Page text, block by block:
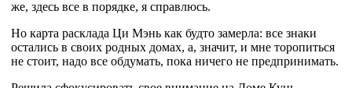
же, здесь все в порядке, я справлюсь.
Но карта расклада Ци Мэнь как будто замерла: все знаки
остались в своих родных домах, а, значит, и мне торопиться
не стоит, надо все обдумать, пока ничего не предпринимать.